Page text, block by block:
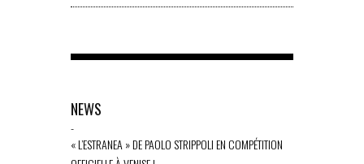
NEWS
-
« L’ESTRANEA » DE PAOLO STRIPPOLI EN COMPÉTITION